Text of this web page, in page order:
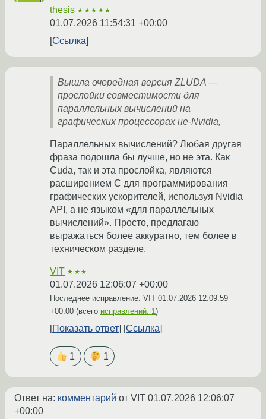
thesis ★★★★★
01.07.2026 11:54:31 +00:00
Ссылка
Вышла очередная версия ZLUDA —
прослойки совместимости для
параллельных вычислений на
графических процессорах не-Nvidia,
Параллельных вычислений? Любая другая
фраза подошла бы лучше, но не эта. Как
Cuda, так и эта прослойка, являются
расширением С для программирования
графических ускорителей, используя Nvidia
API, а не языком «для параллельных
вычислений». Просто, предлагаю
выражаться более аккуратно, тем более в
техническом разделе.
VIT ★★★
01.07.2026 12:06:07 +00:00
Последнее исправление: VIT 01.07.2026 12:09:59
+00:00 (всего исправлений: 1)
Показать ответ Ссылка
1 1
Ответ на: комментарий от VIT 01.07.2026 12:06:07
+00:00